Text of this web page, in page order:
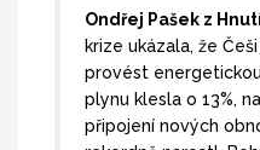
Ondřej Pašek z
krize ukázala, že
provést
plynu klesla o 13%,
připojení nových